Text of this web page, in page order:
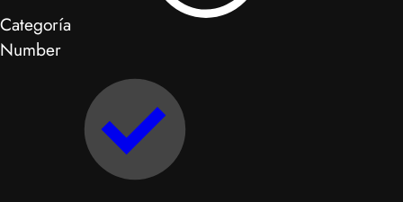
Categoría
Number